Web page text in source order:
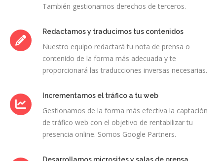
También gestionamos derechos de terceros.
Redactamos y traducimos tus contenidos
Nuestro equipo redactará tu nota de prensa o
contenido de la forma más adecuada y te
proporcionará las traducciones inversas necesarias.
Incrementamos el tráfico a tu web
Gestionamos de la forma más efectiva la captación
de tráfico web con el objetivo de rentabilizar tu
presencia online. Somos Google Partners.